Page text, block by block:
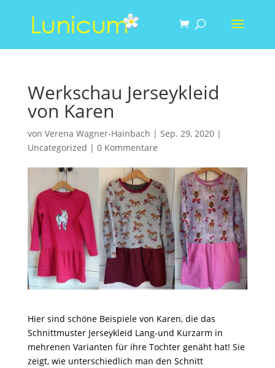
Werkschau Jerseykleid
von Karen
von Verena Wagner-Hainbach | Sep. 29, 2020|
Uncategorized | 0 Kommentare
Hier sind schöne Beispiele von Karen, die das
Schnittmuster Jerseykleid Lang-und Kurzarm in
mehrenen Varianten für ihre Tochter genäht hat! Sie
zeigt, wie unterschiedlich man den Schnitt